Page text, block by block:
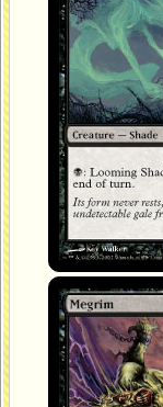
Céphalalgie